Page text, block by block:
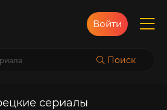
Поиск
Войти
сериалы